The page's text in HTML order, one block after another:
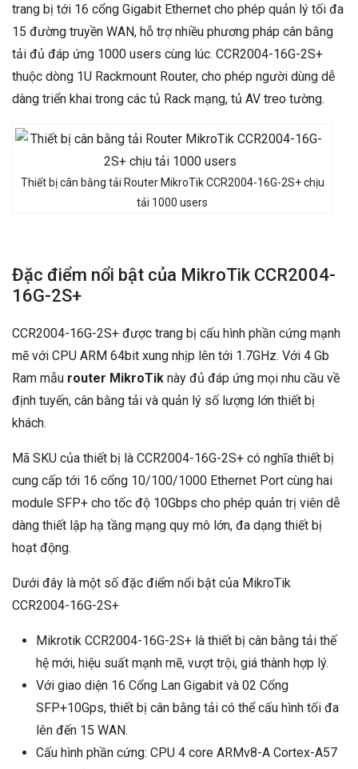
trang bị tới 16 cổng Gigabit Ethernet cho phép quản lý tối đa
15 đường truyền WAN, hỗ trợ nhiều phương pháp cân bằng
tải đủ đáp ứng 1000 users cùng lúc. CCR2004-16G-2S+
thuộc dòng 1U Rackmount Router, cho phép người dùng dễ
dàng triển khai trong các tủ Rack mạng, tủ AV treo tường.
Thiết bị cân bằng tải Router MikroTik CCR2004-16G-2S+ chịu
tải 1000 users
Đặc điểm nổi bật của MikroTik CCR2004-
16G-2S+
CCR2004-16G-2S+ được trang bị cấu hình phần cứng mạnh
mẽ với CPU ARM 64bit xung nhịp lên tới 1.7GHz. Với 4 Gb
Ram mẫu router MikroTik này đủ đáp ứng mọi nhu cầu về
định tuyến, cân bằng tải và quản lý số lượng lớn thiết bị
khách.
Mã SKU của thiết bị là CCR2004-16G-2S+ có nghĩa thiết bị
cung cấp tới 16 cổng 10/100/1000 Ethernet Port cùng hai
module SFP+ cho tốc độ 10Gbps cho phép quản trị viên dễ
dàng thiết lập hạ tầng mạng quy mô lớn, đa dạng thiết bị
hoạt động.
Dưới đây là một số đặc điểm nổi bật của MikroTik
CCR2004-16G-2S+
Mikrotik CCR2004-16G-2S+ là thiết bị cân bằng tải thế
hệ mới, hiệu suất mạnh mẽ, vượt trội, giá thành hợp lý.
Với giao diện 16 Cổng Lan Gigabit và 02 Cổng
SFP+10Gps, thiết bị cân bằng tải có thể cấu hình tối đa
lên đến 15 WAN.
Cấu hình phần cứng: CPU 4 core ARMv8-A Cortex-A57